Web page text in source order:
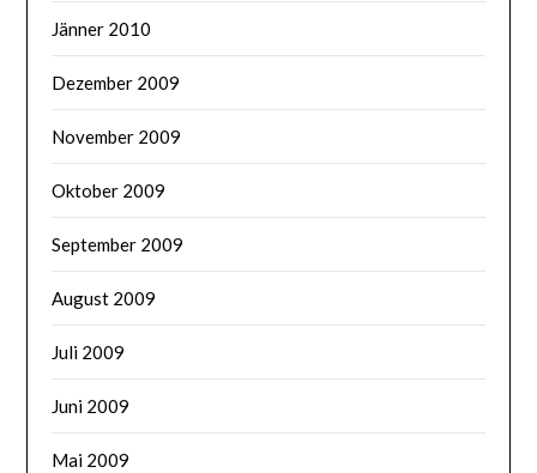
Jänner 2010
Dezember 2009
November 2009
Oktober 2009
September 2009
August 2009
Juli 2009
Juni 2009
Mai 2009